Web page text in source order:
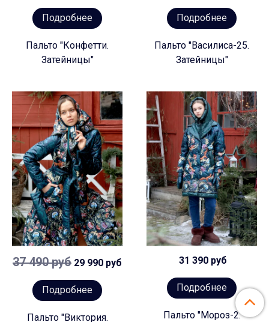
Подробнее
Пальто "Конфетти.
Затейницы"
Подробнее
Пальто "Василиса-25.
Затейницы"
37 490 руб 29 990 руб
Подробнее
Пальто "Виктория.
31 390 руб
Подробнее
Пальто "Мороз-2.